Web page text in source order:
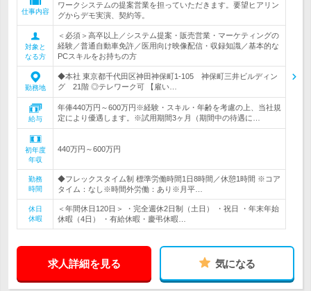
仕事内容
ワークシステムの提案営業を担っていただきます。要望ヒアリン
グからデモ実演、契約等。
対象と
なる方
＜必須＞高卒以上／システム提案・販売営業・マーケティングの
経験／普通自動車免許／医用向け映像配信・収録知識／基本的な
PCスキルをお持ちの方
勤務地
◆本社 東京都千代田区神田神保町1-105 神保町三井ビルディン
グ 21階 ◎テレワーク可 【雇い…
給与
年俸440万円～600万円※経験・スキル・年齢を考慮の上、当社規
定により優遇します。※試用期間3ヶ月（期間中の待遇に…
初年度
年収
440万円～600万円
勤務
時間
◆フレックスタイム制 標準労働時間1日8時間／休憩1時間 ※コア
タイム：なし※時間外労働：あり※月平…
休日
休暇
＜年間休日120日＞ ・完全週休2日制（土日） ・祝日 ・年末年始
休暇（4日） ・有給休暇・慶弔休暇…
求人詳細を見る 気になる